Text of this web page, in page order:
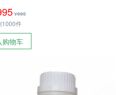
¥995
1000件
购物车